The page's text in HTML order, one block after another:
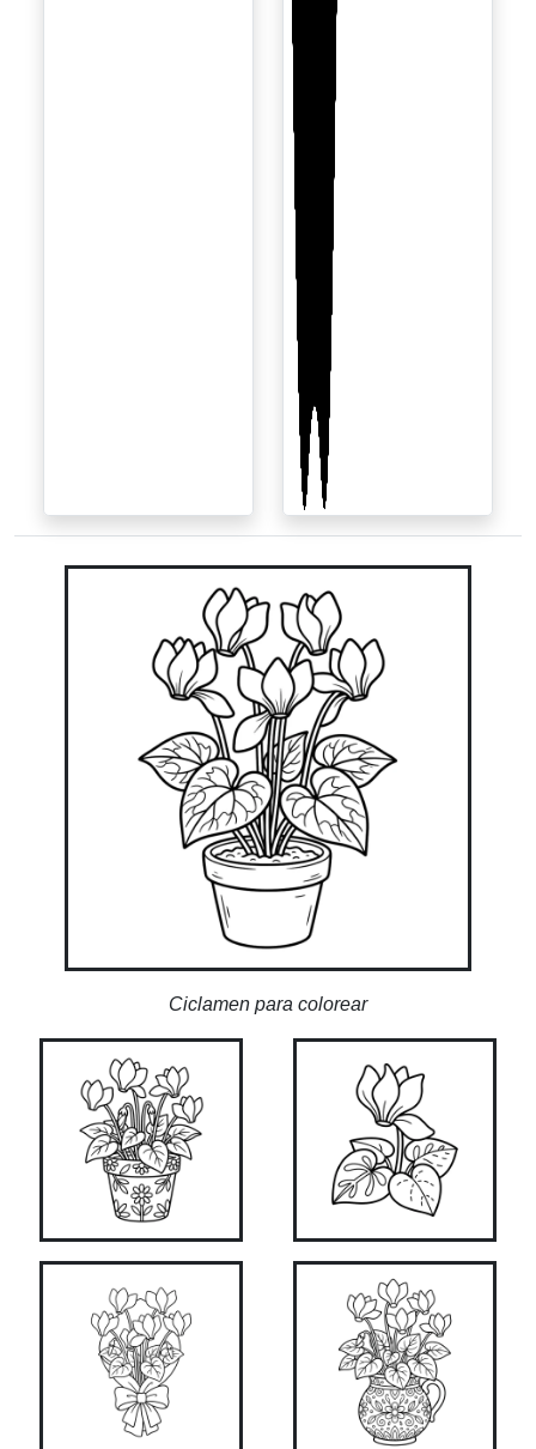
Ciclamen para colorear